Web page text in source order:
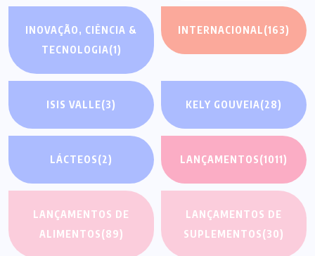
INOVAÇÃO, CIÊNCIA &
TECNOLOGIA(1)
INTERNACIONAL(163)
ISIS VALLE(3) KELY GOUVEIA(28)
LÁCTEOS(2) LANÇAMENTOS(1011)
LANÇAMENTOS DE
ALIMENTOS(89)
LANÇAMENTOS DE
SUPLEMENTOS(30)